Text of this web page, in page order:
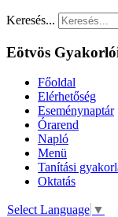
Keresés...
Eötvös
Főoldal
Elérhetőség
Eseménynaptár
Órarend
Napló
Menü
Tanítási
Oktatás
Select Language ▼